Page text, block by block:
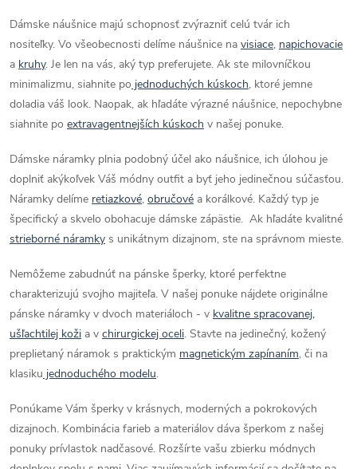
Dámske náušnice majú schopnosť zvýrazniť celú tvár ich
nositeľky. Vo všeobecnosti delíme náušnice na visiace, napichovacie
a kruhy. Je len na vás, aký typ preferujete. Ak ste milovníčkou
minimalizmu, siahnite po jednoduchých kúskoch, ktoré jemne
doladia váš look. Naopak, ak hľadáte výrazné náušnice, nepochybne
siahnite po extravagentnejších kúskoch v našej ponuke.
Dámske náramky plnia podobný účel ako náušnice, ich úlohou je
doplniť akýkoľvek Váš módny outfit a byť jeho jedinečnou súčasťou.
Náramky delíme retiazkové, obručové a korálkové. Každý typ je
špecifický a skvelo obohacuje dámske zápästie. Ak hľadáte kvalitné
strieborné náramky s unikátnym dizajnom, ste na správnom mieste.
Nemôžeme zabudnúť na pánske šperky, ktoré perfektne
charakterizujú svojho majiteľa. V našej ponuke nájdete originálne
pánske náramky v dvoch materiáloch - v kvalitne spracovanej,
ušľachtilej koži a v chirurgickej oceli. Stavte na jedinečný, kožený
preplietaný náramok s praktickým magnetickým zapínaním, či na
klasiku jednoduchého modelu.
Ponúkame Vám šperky v krásnych, moderných a pokrokových
dizajnoch. Kombinácia farieb a materiálov dáva šperkom z našej
ponuky prívlastok nadčasové. Rozšírte vašu zbierku módnych